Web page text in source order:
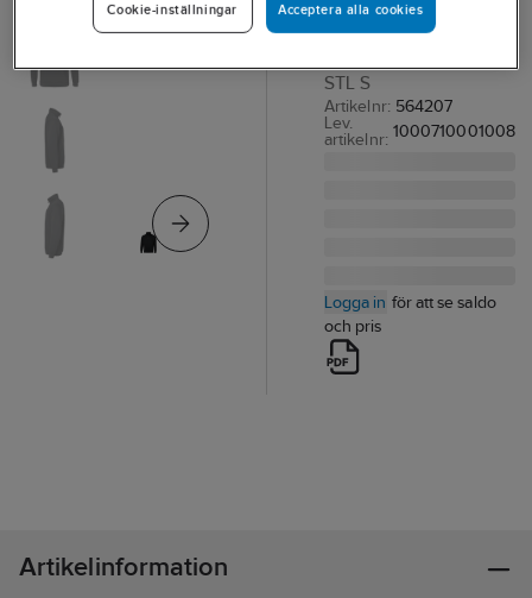
TRÖJA TOPSWEDE
STL S
Artikelnr: 564207
Lev.
artikelnr: 1000710001008
Logga in för att se saldo
och pris
Artikelinformation
Acceptera alla cookies
Cookie-inställningar